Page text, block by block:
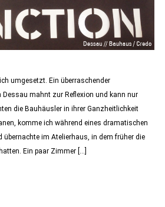
umgesetzt. Ein überraschender
mahnt zur Reflexion und kann nur
die Bauhäusler in ihrer Ganzheitlichkeit
komme ich während eines dramatischen
übernachte im Atelierhaus, in dem früher die
Ein paar Zimmer […]